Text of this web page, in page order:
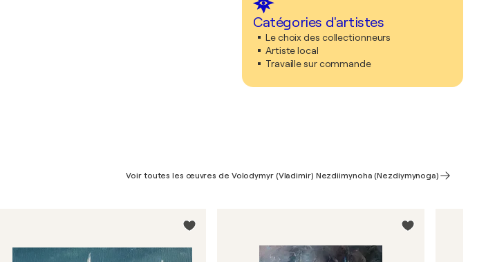
Catégories d'artistes
Le choix des collectionneurs
Artiste local
Travaille sur commande
Voir toutes les œuvres de Volodymyr (Vladimir) Nezdiimynoha (Nezdiymynoga)